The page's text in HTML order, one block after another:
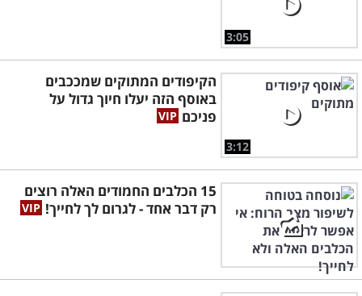
3:05
3:12
הקיפודים המתוקים שמככבים
באוסף הזה יעלו חיוך גדול על
פניכם
15 הכלבים החמודים האלה רוצים
רק דבר אחד - לגרום לך לחייך!